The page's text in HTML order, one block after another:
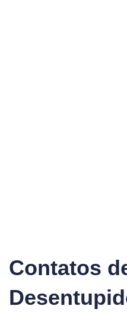
Contatos